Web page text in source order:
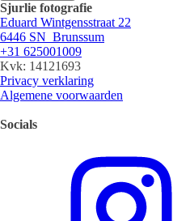
Sjurlie fotografie
Eduard Wintgensstraat 22
6446 SN Brunssum
+31 625001009
Kvk: 14121693
Privacy verklaring
Algemene voorwaarden
Socials